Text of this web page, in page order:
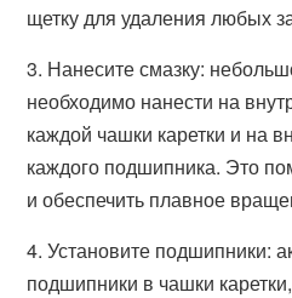
щетку для удаления любых
3. Нанесите смазку:
необходимо нанести на
каждой чашки каретки и на
каждого подшипника. Это
и обеспечить плавное
4. Установите подшипники:
подшипники в чашки